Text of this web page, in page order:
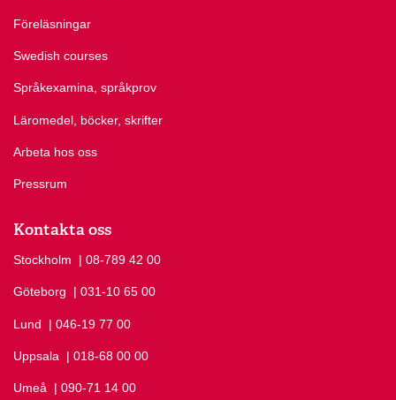
Föreläsningar
Swedish courses
Språkexamina, språkprov
Läromedel, böcker, skrifter
Arbeta hos oss
Pressrum
Kontakta oss
Stockholm Ring Stockholm på
| 08-789 42 00
Göteborg Ring Göteborg på
| 031-10 65 00
Lund Ring Lund på
| 046-19 77 00
Uppsala Ring Uppsala på
| 018-68 00 00
Umeå Ring Umeå på
| 090-71 14 00